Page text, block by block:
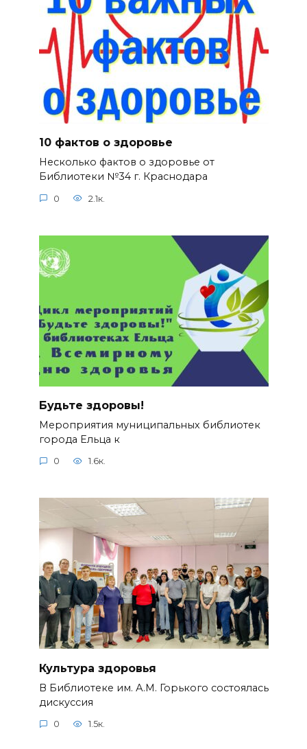
10 фактов о здоровье
Несколько фактов о здоровье от
Библиотеки №34 г. Краснодара
0 2.1к.
Будьте здоровы!
Мероприятия муниципальных библиотек
города Ельца к
0 1.6к.
Культура здоровья
В Библиотеке им. А.М. Горького состоялась
дискуссия
0 1.5к.